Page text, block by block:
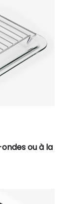
ou à la